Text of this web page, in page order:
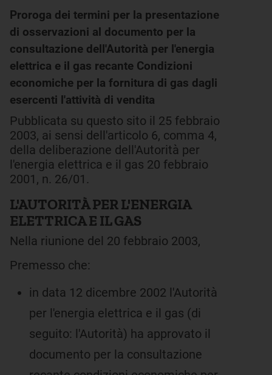
Proroga dei termini per la presentazione
di osservazioni al documento per la
consultazione dell'Autorità per l'energia
elettrica e il gas recante Condizioni
economiche per la fornitura di gas dagli
esercenti l'attività di vendita
Pubblicata su questo sito il 25 febbraio
2003, ai sensi dell'articolo 6, comma 4,
della deliberazione dell'Autorità per
l'energia elettrica e il gas 20 febbraio
2001, n. 26/01.
L'AUTORITÀ PER L'ENERGIA
ELETTRICA E IL GAS
Nella riunione del 20 febbraio 2003,
Premesso che:
in data 12 dicembre 2002 l'Autorità
per l'energia elettrica e il gas (di
seguito: l'Autorità) ha approvato il
documento per la consultazione